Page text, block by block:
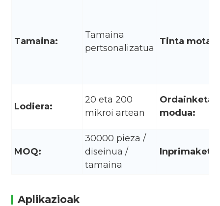
Tamaina:
Tamaina
pertsonalizatua
Tinta mota:
Lodiera:
20 eta 200
mikroi artean
Ordainketa
modua:
MOQ:
30000 pieza /
diseinua /
tamaina
Inprimaketa:
Aplikazioak